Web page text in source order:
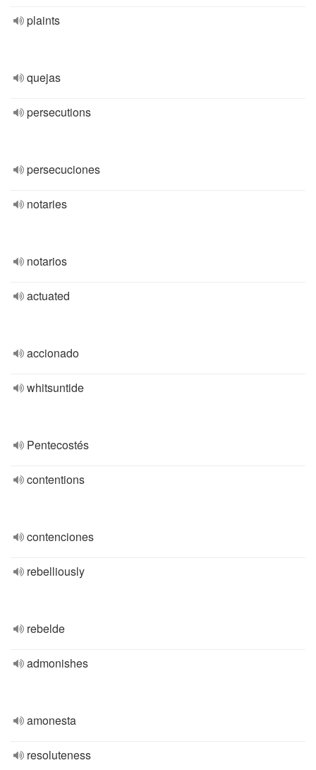
plaints
quejas
persecutions
persecuciones
notaries
notarios
actuated
accionado
whitsuntide
Pentecostés
contentions
contenciones
rebelliously
rebelde
admonishes
amonesta
resoluteness